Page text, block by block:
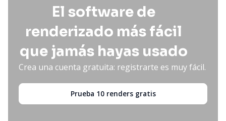
El software de
renderizado más fácil
que jamás hayas usado
Crea una cuenta gratuita: registrarte es muy fácil.
Prueba 10 renders gratis